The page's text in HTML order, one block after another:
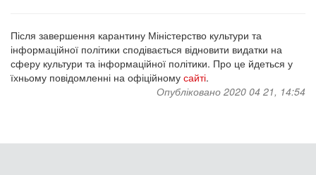
Після завершення карантину Міністерство культури та
інформаційної політики сподівається відновити видатки на
сферу культури та інформаційної політики. Про це йдеться у
їхньому повідомленні на офіційному сайті.
Опубліковано 2020 04 21, 14:54